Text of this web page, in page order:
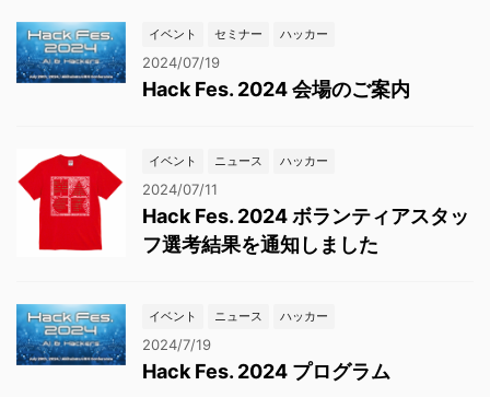
イベント セミナー ハッカー
2024/07/19
Hack Fes. 2024 会場のご案内
イベント ニュース ハッカー
2024/07/11
Hack Fes. 2024 ボランティアスタッ
フ選考結果を通知しました
イベント ニュース ハッカー
2024/7/19
Hack Fes. 2024 プログラム